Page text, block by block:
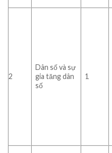
2
Dân số và sự
gia tăng dân
số
1